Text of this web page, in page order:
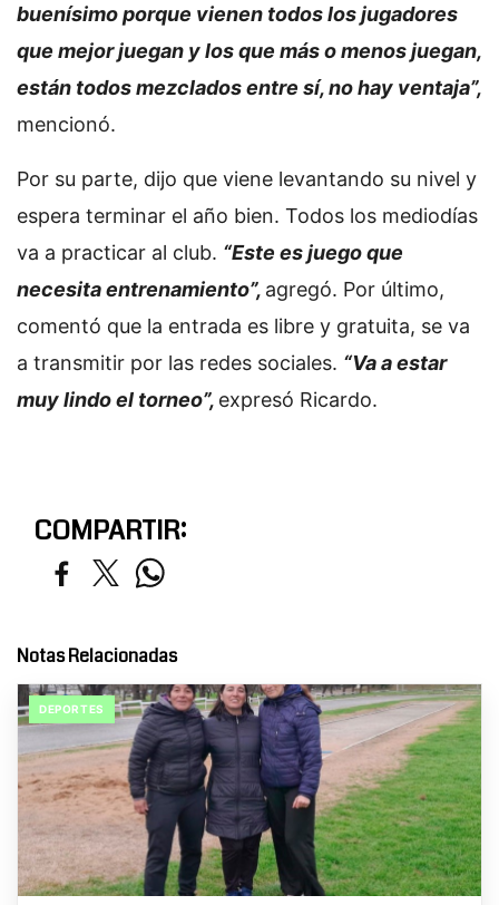
buenísimo porque vienen todos los jugadores
que mejor juegan y los que más o menos juegan,
están todos mezclados entre sí, no hay ventaja”,
mencionó.
Por su parte, dijo que viene levantando su nivel y
espera terminar el año bien. Todos los mediodías
va a practicar al club. “Este es juego que
necesita entrenamiento”, agregó. Por último,
comentó que la entrada es libre y gratuita, se va
a transmitir por las redes sociales. “Va a estar
muy lindo el torneo”, expresó Ricardo.
COMPARTIR:
Notas Relacionadas
DEPORTES